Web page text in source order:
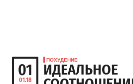
01
01.18
ПОХУДЕНИЕ
ИДЕАЛЬНОЕ